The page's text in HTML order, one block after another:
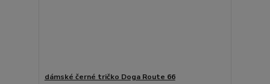
dámské černé tričko Doga Route 66